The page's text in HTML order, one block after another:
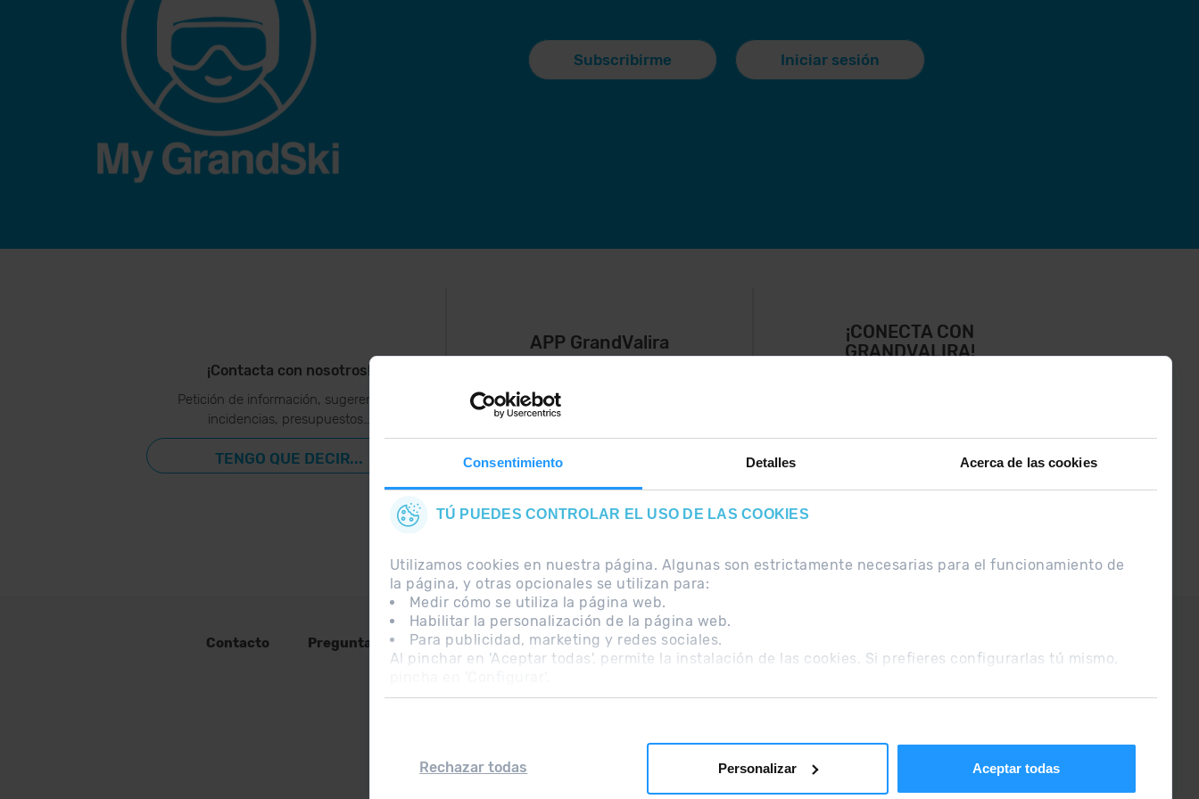
Consentimiento Detalles Acerca de las cookies
TÚ PUEDES CONTROLAR EL USO DE LAS COOKIES
Utilizamos cookies en nuestra página. Algunas son estrictamente necesarias para el funcionamiento de
la página, y otras opcionales se utilizan para:
Medir cómo se utiliza la página web.
Habilitar la personalización de la página web.
Para publicidad, marketing y redes sociales.
Al pinchar en 'Aceptar todas', permite la instalación de las cookies. Si prefieres configurarlas tú mismo,
Rechazar todas Personalizar Aceptar todas
Subscribirme Iniciar sesión
¡Contacta con nosotros!
Petición de información, sugerencias,
incidencias, presupuestos…
TENGO QUE DECIR...
APP GrandValira
importante en
¡CONECTA CON
GRANDVALIRA!
Contacto Preguntas frecuentes Nota Legal Información adicional RGPDUE